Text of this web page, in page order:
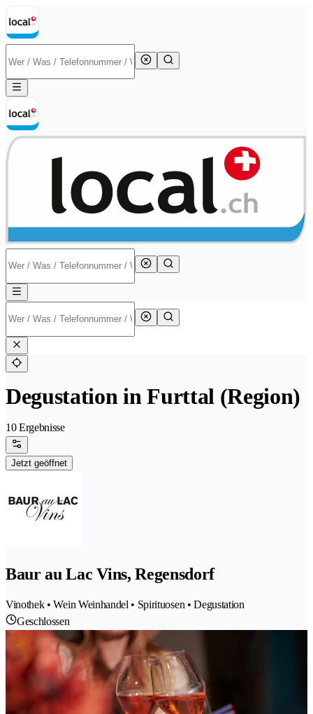
Degustation in Furttal (Region)
10 Ergebnisse
Jetzt geöffnet
Baur au Lac Vins, Regensdorf
Vinothek • Wein Weinhandel • Spirituosen • Degustation
Geschlossen